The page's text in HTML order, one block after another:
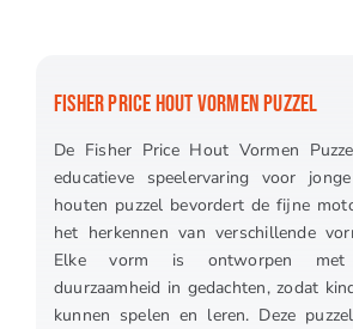
FISHER PRICE HOUT VORMEN PUZZEL
De Fisher Price Hout Vormen
educatieve speelervaring voor
houten puzzel bevordert de fijne
het herkennen van verschillende
Elke vorm is ontworpen met
duurzaamheid in gedachten, zodat
kunnen spelen en leren. Deze